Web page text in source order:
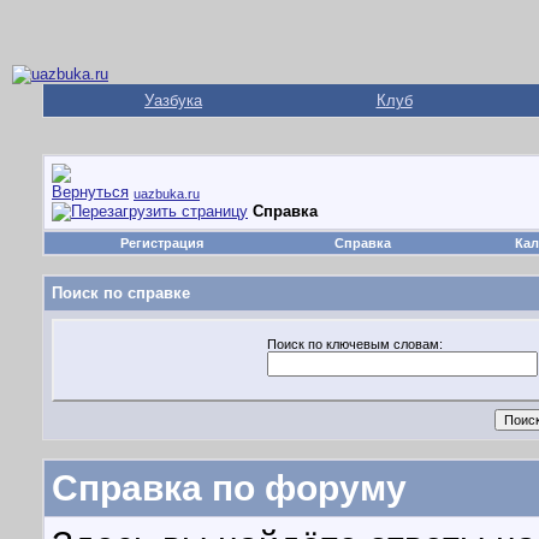
Уазбука Клуб
uazbuka.ru
Справка
Регистрация Справка
Поиск по справке
Поиск по ключевым словам:
Справка по форуму